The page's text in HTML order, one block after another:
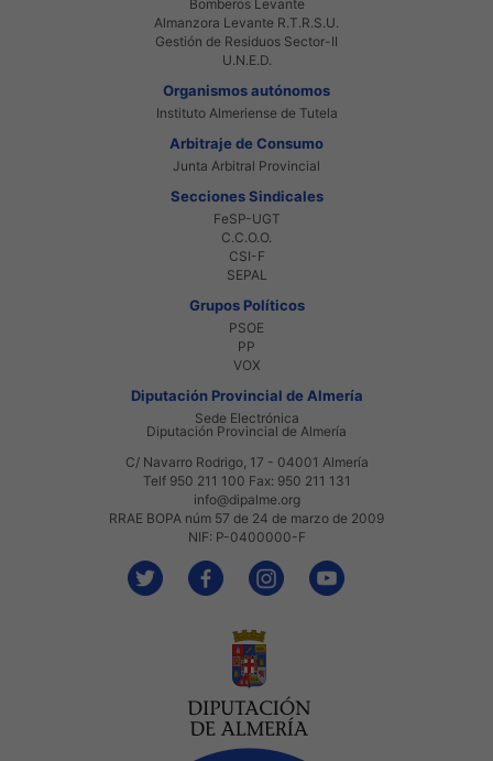
Bomberos Levante
Almanzora Levante R.T.R.S.U.
Gestión de Residuos Sector-II
U.N.E.D.
Organismos autónomos
Instituto Almeriense de Tutela
Arbitraje de Consumo
Junta Arbitral Provincial
Secciones Sindicales
FeSP-UGT
C.C.O.O.
CSI-F
SEPAL
Grupos Políticos
PSOE
PP
VOX
Diputación Provincial de Almería
Sede Electrónica
Diputación Provincial de Almería
C/ Navarro Rodrigo, 17 - 04001 Almería
Telf 950 211 100 Fax: 950 211 131
info@dipalme.org
RRAE BOPA núm 57 de 24 de marzo de 2009
NIF: P-0400000-F